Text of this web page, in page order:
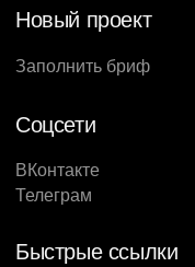
Новый проект
Заполнить бриф
Соцсети
ВКонтакте
Телеграм
Быстрые ссылки